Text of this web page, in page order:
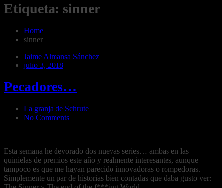
Etiqueta: sinner
Home
sinner
Jaime Almansa Sánchez
julio 3, 2018
Pecadores…
La granja de Schrute
No Comments
Esta semana he devorado dos nuevas series… ambas en las
quinielas de premios este año y realmente interesantes, aunque
tampoco es que me hayan parecido innovadoras o rompedoras.
Simplemente un par de historias bien contadas que daba gusto ver: